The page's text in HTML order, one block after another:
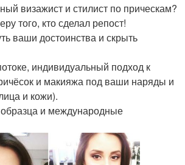
визажист и стилист по прическам?
того, кто сделал репост!
ваши достоинства и скрыть
индивидуальный подход к
и макияжа под ваши наряды и
и кожи).
и международные